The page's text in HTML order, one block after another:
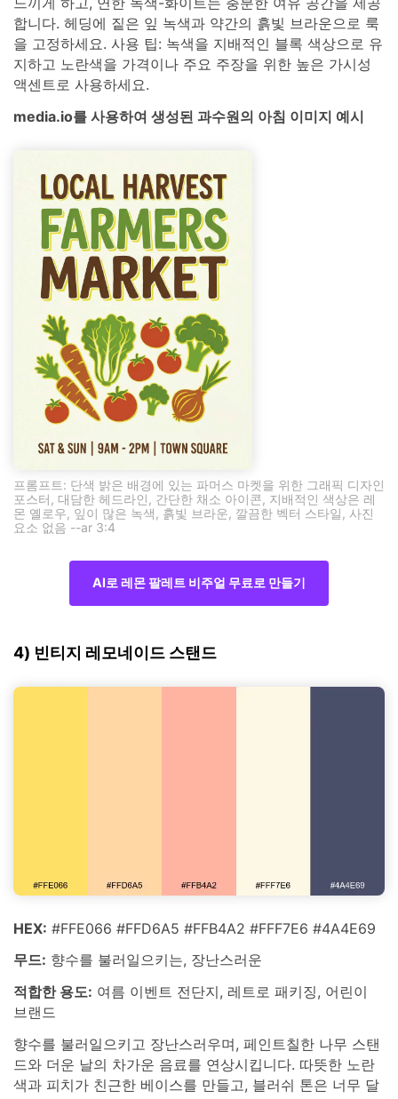
합니다. 헤딩에 짙은 잎 녹색과 약간의 흙빛 브라운으로 룩
을 고정하세요. 사용 팁: 녹색을 지배적인 블록 색상으로 유
지하고 노란색을 가격이나 주요 주장을 위한 높은 가시성
액센트로 사용하세요.
media.io를 사용하여 생성된 과수원의 아침 이미지 예시
프롬프트: 단색 밝은 배경에 있는 파머스 마켓을 위한 그래픽 디자인
포스터, 대담한 헤드라인, 간단한 채소 아이콘, 지배적인 색상은 레
몬 옐로우, 잎이 많은 녹색, 흙빛 브라운, 깔끔한 벡터 스타일, 사진
요소 없음 --ar 3:4
AI로 레몬 팔레트 비주얼 무료로 만들기
4) 빈티지 레모네이드 스탠드
HEX: #FFE066 #FFD6A5 #FFB4A2 #FFF7E6 #4A4E69
무드: 향수를 불러일으키는, 장난스러운
적합한 용도: 여름 이벤트 전단지, 레트로 패키징, 어린이
브랜드
향수를 불러일으키고 장난스러우며, 페인트칠한 나무 스탠
드와 더운 날의 차가운 음료를 연상시킵니다. 따뜻한 노란
색과 피치가 친근한 베이스를 만들고, 블러쉬 톤은 너무 달